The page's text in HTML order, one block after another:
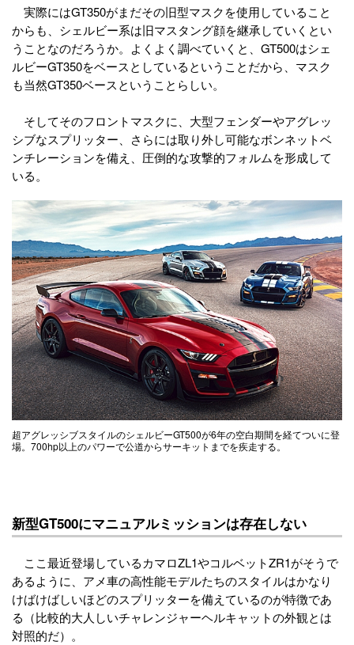
実際にはGT350がまだその旧型マスクを使用していること
からも、シェルビー系は旧マスタング顔を継承していくとい
うことなのだろうか。よくよく調べていくと、GT500はシェ
ルビーGT350をベースとしているということだから、マスク
も当然GT350ベースということらしい。
そしてそのフロントマスクに、大型フェンダーやアグレッ
シブなスプリッター、さらには取り外し可能なボンネットベ
ンチレーションを備え、圧倒的な攻撃的フォルムを形成して
いる。
超アグレッシブスタイルのシェルビーGT500が6年の空白期間を経てついに登
場。700hp以上のパワーで公道からサーキットまでを疾走する。
新型GT500にマニュアルミッションは存在しない
ここ最近登場しているカマロZL1やコルベットZR1がそうで
あるように、アメ車の高性能モデルたちのスタイルはかなり
けばけばしいほどのスプリッターを備えているのが特徴であ
る（比較的大人しいチャレンジャーヘルキャットの外観とは
対照的だ）。